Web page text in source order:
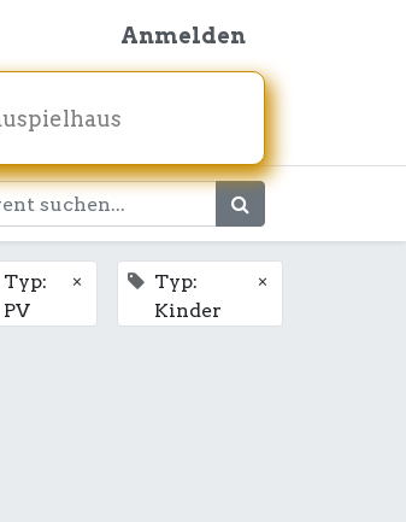
Anmelden
Typ:
PV
×
Typ:
Kinder
×